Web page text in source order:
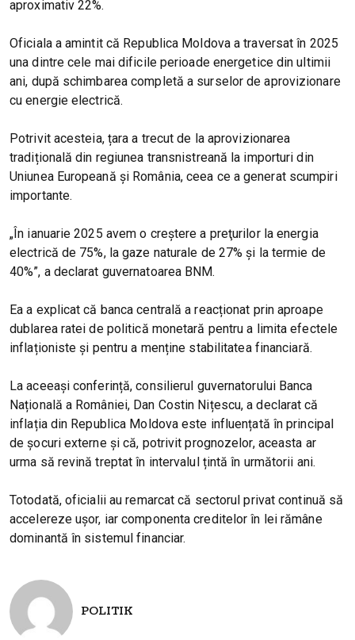
aproximativ 22%.
Oficiala a amintit că Republica Moldova a traversat în 2025
una dintre cele mai dificile perioade energetice din ultimii
ani, după schimbarea completă a surselor de aprovizionare
cu energie electrică.
Potrivit acesteia, țara a trecut de la aprovizionarea
tradițională din regiunea transnistreană la importuri din
Uniunea Europeană și România, ceea ce a generat scumpiri
importante.
„În ianuarie 2025 avem o creştere a preţurilor la energia
electrică de 75%, la gaze naturale de 27% şi la termie de
40%”, a declarat guvernatoarea BNM.
Ea a explicat că banca centrală a reacționat prin aproape
dublarea ratei de politică monetară pentru a limita efectele
inflaționiste și pentru a menține stabilitatea financiară.
La aceeași conferință, consilierul guvernatorului Banca
Națională a României, Dan Costin Nițescu, a declarat că
inflația din Republica Moldova este influențată în principal
de șocuri externe și că, potrivit prognozelor, aceasta ar
urma să revină treptat în intervalul țintă în următorii ani.
Totodată, oficialii au remarcat că sectorul privat continuă să
accelereze ușor, iar componenta creditelor în lei rămâne
dominantă în sistemul financiar.
POLITIK